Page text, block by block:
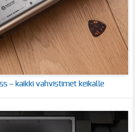
– kaikki vahvistimet keikalle